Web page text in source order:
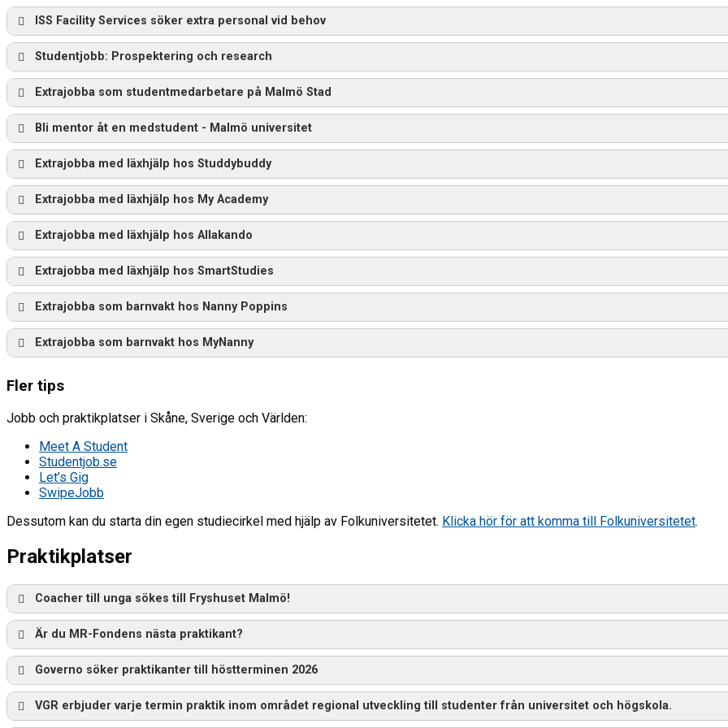
ISS Facility Services söker extra personal vid behov
Studentjobb: Prospektering och research
Extrajobba som studentmedarbetare på Malmö Stad
Bli mentor åt en medstudent - Malmö universitet
Extrajobba med läxhjälp hos Studdybuddy
Extrajobba med läxhjälp hos My Academy
Extrajobba med läxhjälp hos Allakando
Extrajobba med läxhjälp hos SmartStudies
Extrajobba som barnvakt hos Nanny Poppins
Extrajobba som barnvakt hos MyNanny
Fler tips
Jobb och praktikplatser i Skåne, Sverige och Världen:
Meet A Student
Studentjob.se
Let’s Gig
SwipeJobb
Dessutom kan du starta din egen studiecirkel med hjälp av Folkuniversitetet. Klicka hör för att komma till Folkuniversitetet.
Praktikplatser
Coacher till unga sökes till Fryshuset Malmö!
Är du MR-Fondens nästa praktikant?
Governo söker praktikanter till höstterminen 2026
VGR erbjuder varje termin praktik inom området regional utveckling till studenter från universitet och högskola.